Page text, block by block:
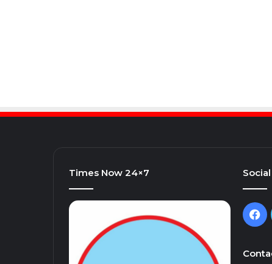
Times Now 24×7